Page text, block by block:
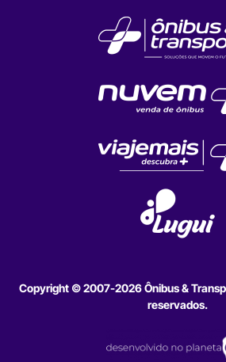
Copyright © 2007-2026 Ônibus &
reservados.